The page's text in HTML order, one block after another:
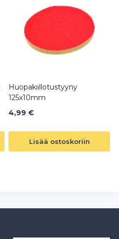
Huopakiillotustyyny
125x10mm
4,99 €
Lisää ostoskoriin